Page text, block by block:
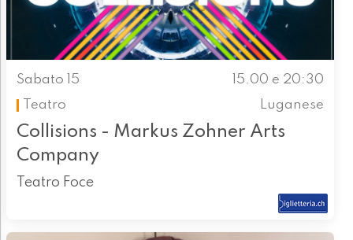
Sabato 15
15.00 e 20:30
Teatro
Luganese
Collisions - Markus Zohner Arts
Company
Teatro Foce